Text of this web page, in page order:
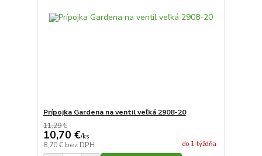
Prípojka Gardena na ventil veľká 2908-20
11,29 €
10,70 €/ks
8,70 € bez DPH do 1 týždňa